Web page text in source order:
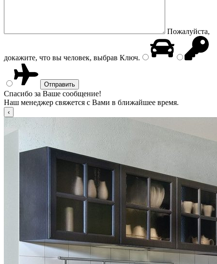
Пожалуйста,
докажите, что вы человек, выбрав Ключ.
Спасибо за Ваше сообщение!
Наш менеджер свяжется с Вами в ближайшее время.